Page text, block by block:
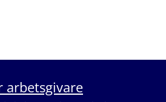
arbetsgivare